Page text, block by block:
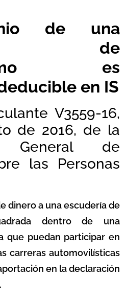
de una
de
es
en IS
V3559-16,
de 2016, de la
General de
las Personas
dinero a una escudería de
dentro de una
que puedan participar en
carreras automovilísticas
en la declaración